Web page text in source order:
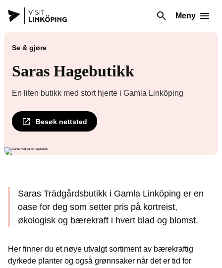
Meny
Se & gjøre
Saras Hagebutikk
En liten butikk med stort hjerte i Gamla Linköping
Besøk nettsted
Saras Trädgårdsbutikk i Gamla Linköping er en
oase for deg som setter pris på kortreist,
økologisk og bærekraft i hvert blad og blomst.
Her finner du et nøye utvalgt sortiment av bærekraftig
dyrkede planter og også grønnsaker når det er tid for